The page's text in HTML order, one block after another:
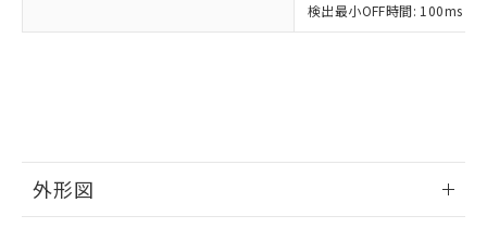
検出最小OFF時間: 100ms（
外形図